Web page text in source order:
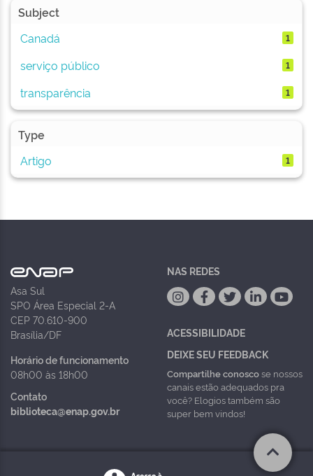
Subject
Canadá
1
serviço público 1
transparência 1
Type
Artigo
1
Asa Sul
SPO Área Especial 2-A
CEP 70.610-900
Brasília/DF
Horário de funcionamento
08h00 às 18h00
Contato
biblioteca@enap.gov.br
NAS REDES
ACESSIBILIDADE
DEIXE SEU FEEDBACK
Compartilhe conoscose nossos
canais estão adequados pra
você? Elogios também são
super bem vindos!